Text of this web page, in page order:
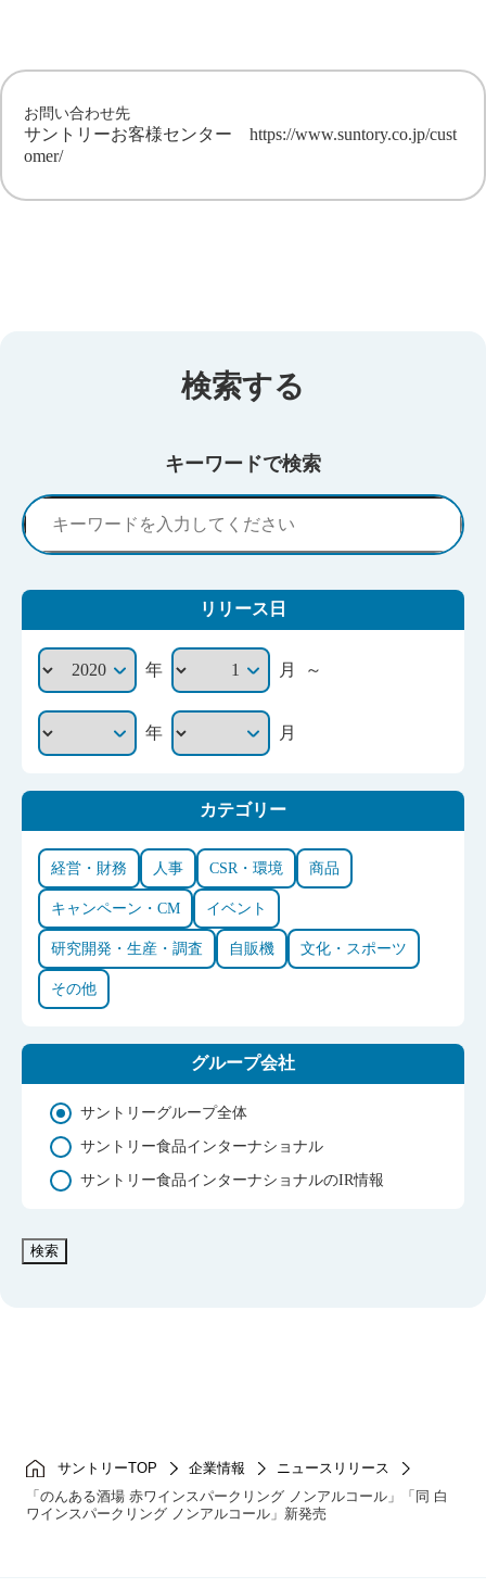
サントリーTOP 企業情報
ニュースリリース
「のんある酒場 赤ワインスパークリング ノンアルコール」「同 白
ワインスパークリング ノンアルコール」新発売
お問い合わせ先
サントリーお客様センター https://www.suntory.co.jp/cust
omer/
検索する
キーワードで検索
リリース日
年 月 ～
年 月
カテゴリー
経営・財務 人事 CSR・環境 商品
キャンペーン・CM イベント
研究開発・生産・調査 自販機 文化・スポーツ
その他
グループ会社
サントリーグループ全体
サントリー食品インターナショナル
サントリー食品インターナショナルのIR情報
検索